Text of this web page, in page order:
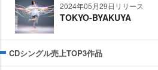
2024年05月29日リリース
TOKYO-BYAKUYA
CDシングル売上TOP3作品